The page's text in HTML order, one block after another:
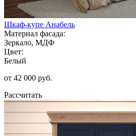
Шкаф-купе Анабель
Материал фасада:
Зеркало, МДФ
Цвет:
Белый
от 42 000 руб.
Рассчитать